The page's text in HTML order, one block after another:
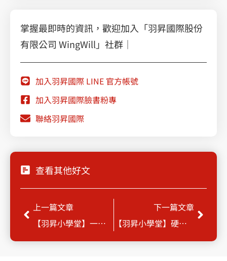
掌握最即時的資訊，歡迎加入「羽昇國際股份
有限公司 WingWill」社群｜
加入羽昇國際 LINE 官方帳號
加入羽昇國際臉書粉專
聯絡羽昇國際
查看其他好文
Prev上一篇文章
【羽昇小學堂】一鍵 Smart Chips，資料秒變視覺化！
下一篇文章
【羽昇小學堂】硬碟空間告急？學會安裝 Google雲端硬碟電腦版，輕鬆擺脫空間困擾！
Next